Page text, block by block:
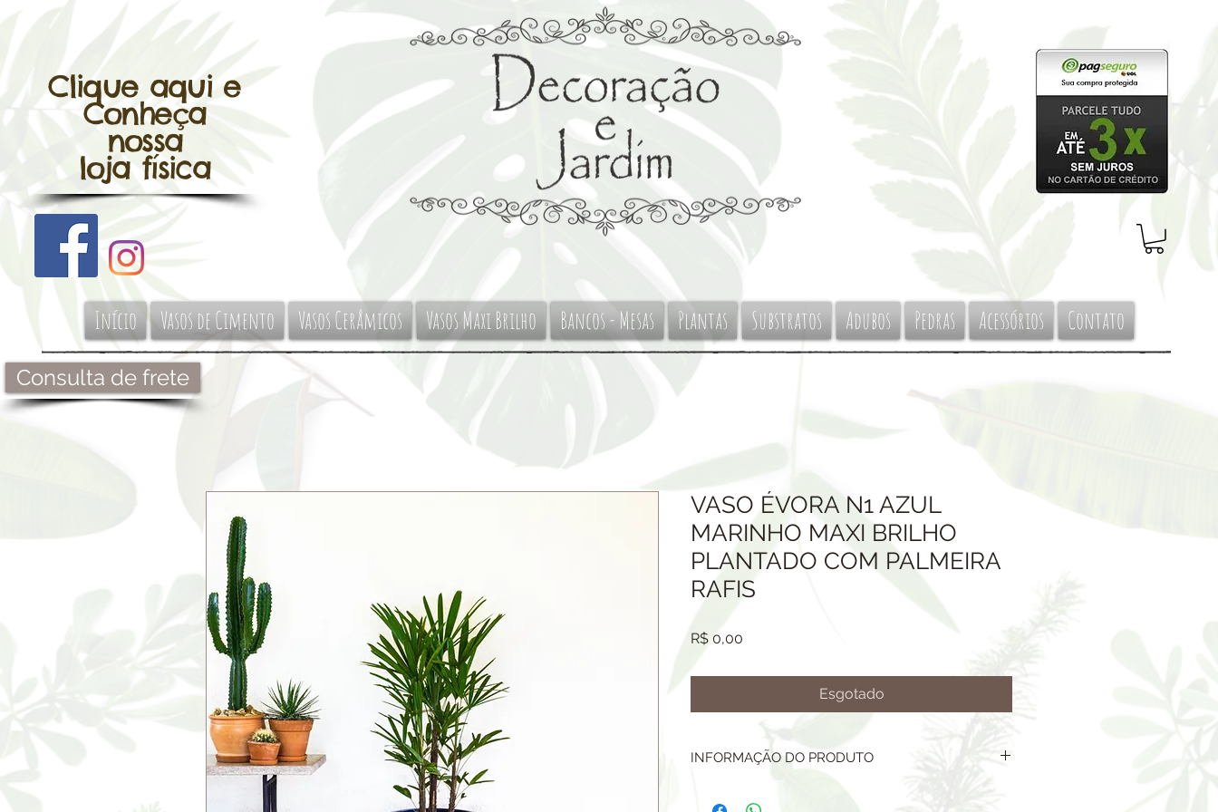
Clique aqui e
Conheça
nossa
loja física
Início Vasos de Cimento Vasos Cerâmicos Vasos Maxi Brilho Bancos - Mesas Plantas Substratos Adubos Pedras Acessórios Contato
VASO ÉVORA N1 AZUL
MARINHO MAXI BRILHO
PLANTADO COM PALMEIRA
RAFIS
R$ 0,00
Esgotado
INFORMAÇÃO DO PRODUTO
Consulta de frete